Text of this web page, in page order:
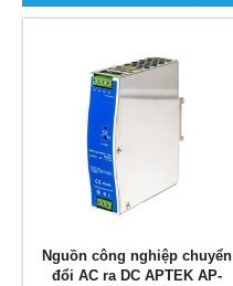
Nguồn công nghiệp chuyển
đổi AC ra DC APTEK AP-